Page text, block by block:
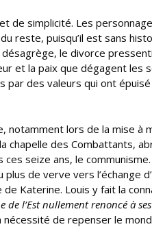
de simplicité. Les
reste, puisqu’il est sans
le divorce
et la paix que dégagent
par des valeurs qui ont
notamment lors de la mise à
chapelle des Combattants,
ces seize ans, le
de verve vers l’échange
Katerine. Louis y fait la
l’Est nullement renoncé à
nécessité de repenser le